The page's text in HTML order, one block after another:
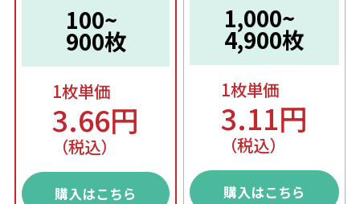
100~
900枚
1枚単価
3.66円
（税込）
購入はこちら
1,000~
4,900枚
1枚単価
3.11円
（税込）
購入はこちら